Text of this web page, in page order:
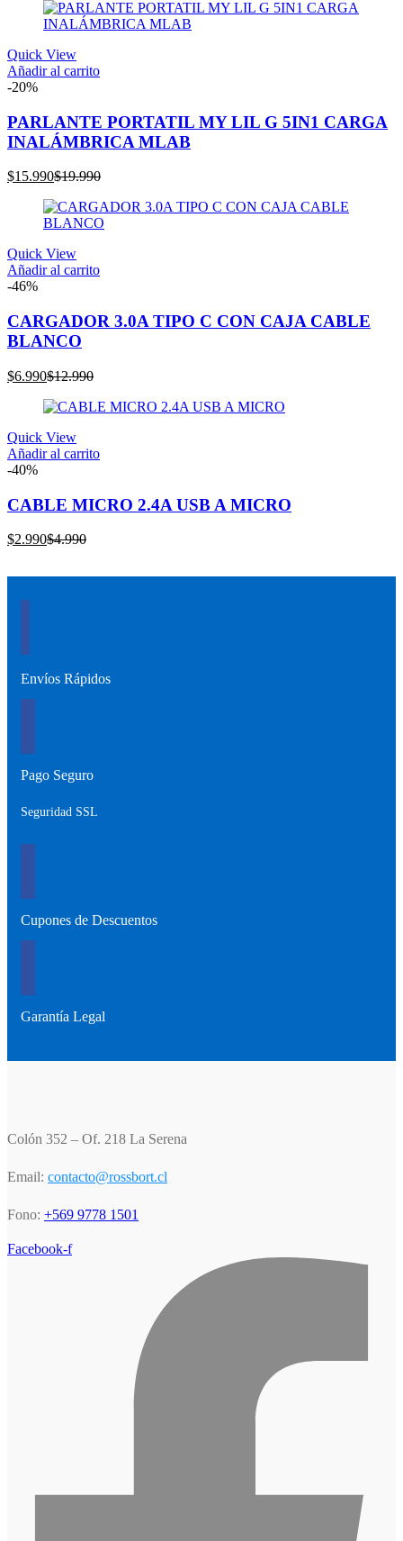
actual
es:
original
era:
Quick View
Añadir al carrito
-20%
PARLANTE PORTATIL MY LIL G 5IN1 CARGA
INALÁMBRICA MLAB
$15.990El
actual
es:
$19.990El
original
era:
Quick View
Añadir al carrito
-46%
CARGADOR 3.0A TIPO C CON CAJA CABLE
BLANCO
$6.990El
actual
$6.990.
$12.990El
original
Quick View
Añadir al carrito
-40%
CABLE MICRO 2.4A USB A MICRO
$2.990El
$4.990El
Envíos Rápidos
Pago Seguro
Seguridad SSL
Cupones de Descuentos
Garantía Legal
Colón 352 – Of. 218 La Serena
Email: contacto@rossbort.cl
Fono: +569 9778 1501
Facebook-f